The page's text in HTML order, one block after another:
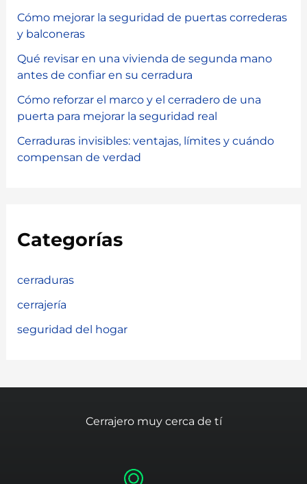
Cómo mejorar la seguridad de puertas correderas
y balconeras
Qué revisar en una vivienda de segunda mano
antes de confiar en su cerradura
Cómo reforzar el marco y el cerradero de una
puerta para mejorar la seguridad real
Cerraduras invisibles: ventajas, límites y cuándo
compensan de verdad
Categorías
cerraduras
cerrajería
seguridad del hogar
Cerrajero muy cerca de tí